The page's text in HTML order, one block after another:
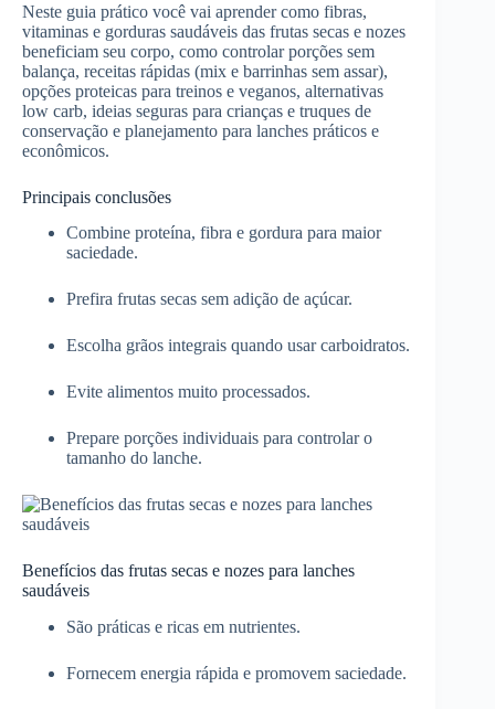
Neste guia prático você vai aprender como fibras,
vitaminas e gorduras saudáveis das frutas secas e nozes
beneficiam seu corpo, como controlar porções sem
balança, receitas rápidas (mix e barrinhas sem assar),
opções proteicas para treinos e veganos, alternativas
low carb, ideias seguras para crianças e truques de
conservação e planejamento para lanches práticos e
econômicos.
Principais conclusões
Combine proteína, fibra e gordura para maior
saciedade.
Prefira frutas secas sem adição de açúcar.
Escolha grãos integrais quando usar carboidratos.
Evite alimentos muito processados.
Prepare porções individuais para controlar o
tamanho do lanche.
Benefícios das frutas secas e nozes para lanches
saudáveis
São práticas e ricas em nutrientes.
Fornecem energia rápida e promovem saciedade.